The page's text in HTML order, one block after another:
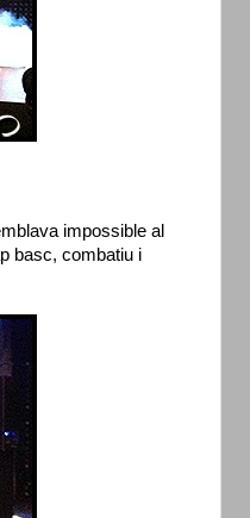
impossible al
basc, combatiu i